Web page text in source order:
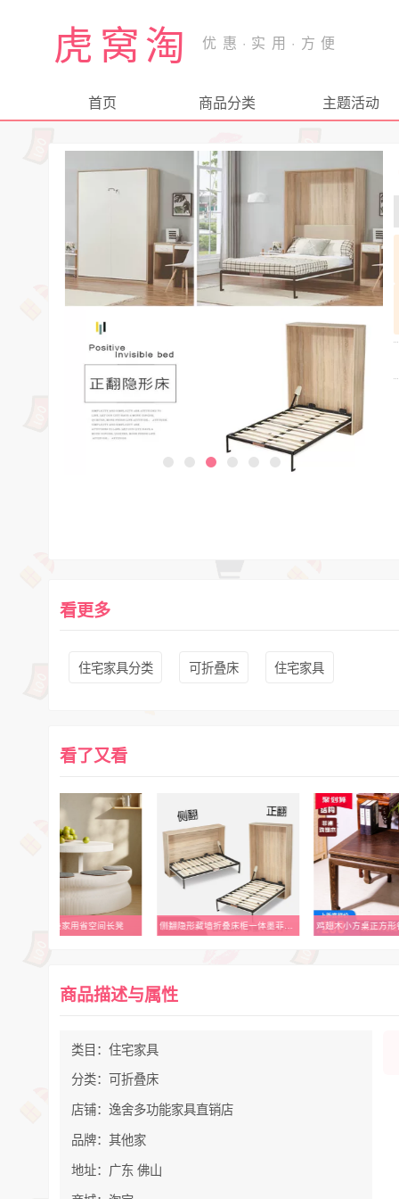
虎窝淘
首页 商品分类 主题活动
看更多
住宅家具分类 可折叠床 住宅家具
看了又看
十八纸折叠家用省空间长凳 侧翻隐形藏墙折叠床柜一体墨菲床下翻转省空间自动收缩床五金配件
商品描述与属性
类目：住宅家具
分类：可折叠床
店铺：逸舍多功能家具直销店
品牌：其他家
地址：广东 佛山